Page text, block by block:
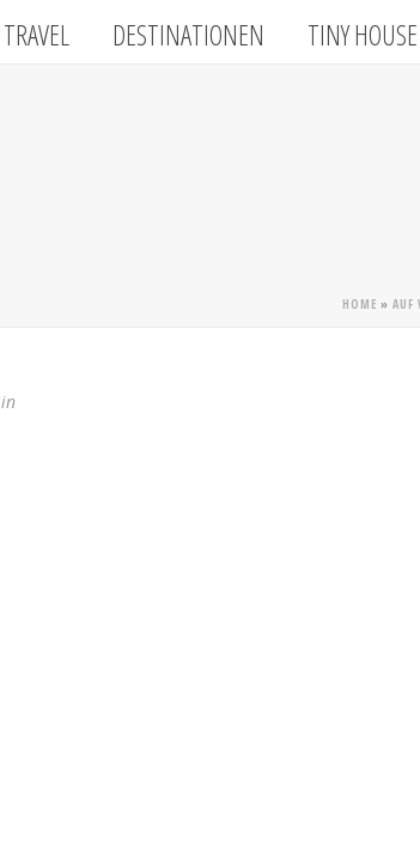
TRAVEL DESTINATIONEN TINY HOUSE
HOME » AUF
in